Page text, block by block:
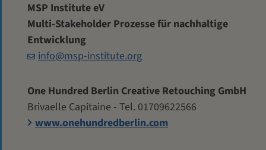
MSP Institute eV
Multi-Stakeholder Prozesse für nachhaltige
Entwicklung
info@msp-institute.org
One Hundred Berlin Creative Retouching GmbH
Brivaelle Capitaine - Tel. 01709622566
www.onehundredberlin.com